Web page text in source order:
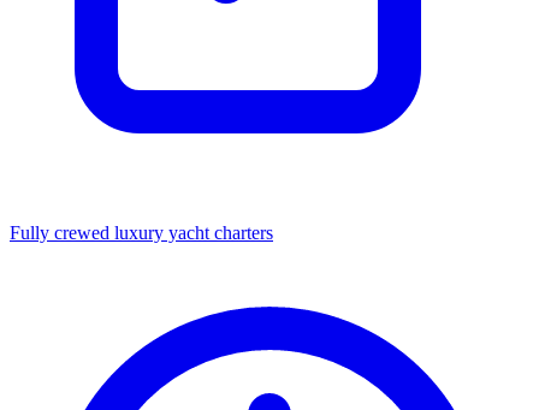
Fully crewed luxury yacht charters